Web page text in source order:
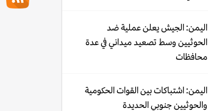
اليمن: الجيش يعلن عملية ضد
الحوثيين وسط تصعيد ميداني في عدة
محافظات
اليمن: اشتباكات بين القوات الحكومية
والحوثيين جنوبي الحديدة